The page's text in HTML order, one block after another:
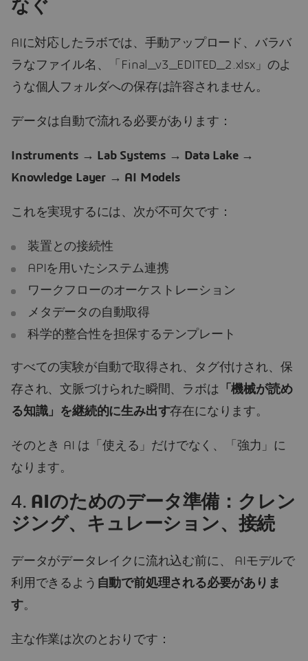
なぐ
AIに対応したラボでは、手動アップロード、バラバ
ラなファイル名、「Final_v3_EDITED_2.xlsx」のよ
うな個人フォルダへの保存は許容されません。
データは自動で流れる必要があります：
Instruments → Lab Systems → Data Lake →
Knowledge Layer → AI Models
これを実現するには、次が不可欠です：
装置との接続性
APIを用いたシステム連携
ワークフローのオーケストレーション
メタデータの自動取得
科学的整合性を担保するテンプレート
すべての実験が自動で取得され、タグ付けされ、保
存され、文脈づけられた瞬間、ラボは 「機械が読め
る知識」を継続的に生み出す存在になります。
そのとき AI は「使える」だけでなく、「強力」に
なります。
4. AIのためのデータ準備：クレン
ジング、キュレーション、接続
データがデータレイクに流れ込む前に、 AIモデルで
利用できるよう 自動で前処理される必要がありま
す。
主な作業は次のとおりです：